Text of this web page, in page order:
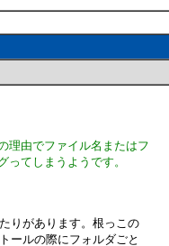
理由でファイル名またはフ
てしまうようです。
りがあります。根っこの
ールの際にフォルダごと